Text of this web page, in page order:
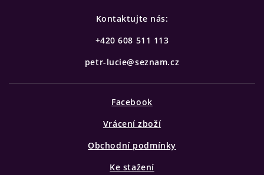
Kontaktujte nás:
+420 608 511 113
petr-lucie@seznam.cz
Facebook
Vrácení zboží
Obchodní podmínky
Ke stažení